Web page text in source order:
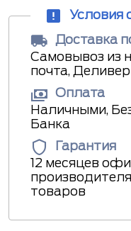
Условия
Доставка
Самовывоз из
почта,
Оплата
Наличными,
Банка
Гарантия
12 месяцев
товаров